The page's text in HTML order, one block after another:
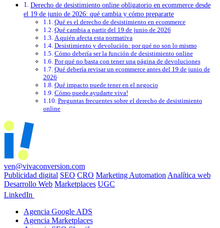
Derecho de desistimiento online obligatorio en ecommerce desde
el 19 de junio de 2026: qué cambia y cómo prepararte
Qué es el derecho de desistimiento en ecommerce
Qué cambia a partir del 19 de junio de 2026
A quién afecta esta normativa
Desistimiento y devolución: por qué no son lo mismo
Cómo debería ser la función de desistimiento online
Por qué no basta con tener una página de devoluciones
Qué debería revisar un ecommerce antes del 19 de junio de
2026
Qué impacto puede tener en el negocio
Cómo puede ayudarte viva!
Preguntas frecuentes sobre el derecho de desistimiento
online
ven@vivaconversion.com
Publicidad digital SEO CRO Marketing Automation Analítica web
Desarrollo Web Marketplaces UGC
LinkedIn
Agencia Google ADS
Agencia Marketplaces